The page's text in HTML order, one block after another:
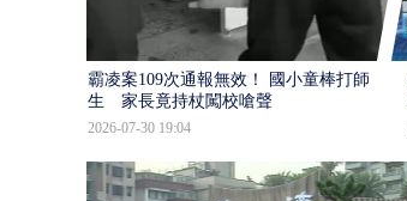
霸凌案109次通報無效！ 國小童棒打師
生 家長竟持杖闖校嗆聲
2026-07-30 19:04